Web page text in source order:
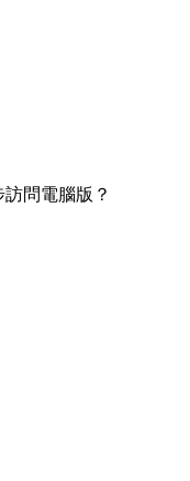
問電腦版？